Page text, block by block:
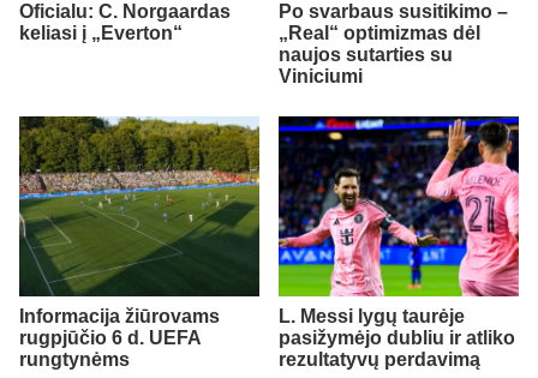
Oficialu: C. Norgaardas
keliasi į „Everton“
Po svarbaus susitikimo –
„Real“ optimizmas dėl
naujos sutarties su
Viniciumi
Informacija žiūrovams
rugpjūčio 6 d. UEFA
rungtynėms
L. Messi lygų taurėje
pasižymėjo dubliu ir atliko
rezultatyvų perdavimą